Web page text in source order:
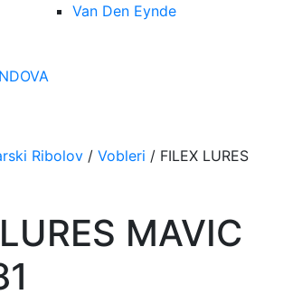
Van Den Eynde
Ribolov / Vobleri / FILEX LURES
MAVIC